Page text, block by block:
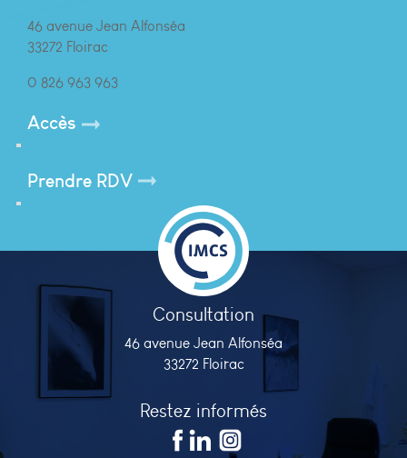
46 avenue Jean Alfonséa
33272 Floirac
0 826 963 963
Accès
Prendre RDV
Consultation
46 avenue Jean Alfonséa
33272 Floirac
Restez informés